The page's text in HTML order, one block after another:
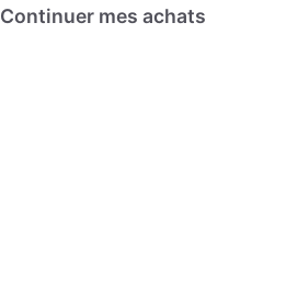
Continuer mes achats